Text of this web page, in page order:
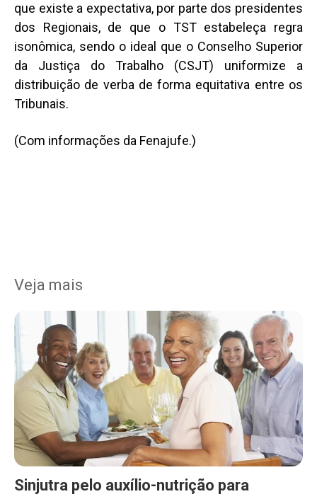
que existe a expectativa, por parte dos presidentes
dos Regionais, de que o TST estabeleça regra
isonômica, sendo o ideal que o Conselho Superior
da Justiça do Trabalho (CSJT) uniformize a
distribuição de verba de forma equitativa entre os
Tribunais.
(Com informações da Fenajufe.)
Veja mais
Sinjutra pelo auxílio-nutrição para